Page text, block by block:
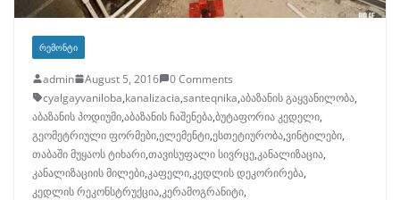
ᲠᲔᲛᲝᲜᲢᲘ
admin August 5, 2016
0 Comments
cyalgayvaniloba,kanalizacia,santeqnika,აბაზანის გაყვანილობა,
აბაზანის პოდიუმი,აბაზანის ჩაშენება,ბუტაფორია კედელი,
გეომეტრიული ფორმები,ელემენტი,ესთეტიურობა,ვინტილები,
თაბაში მუყაოს ტიხარი,თავისუფალი სივრცე,კანალიზაცია,
კანალიზაციის მილები,კაფელი,კედლის დეკორირება,
კედლის რეკონსტრუქცია,კერამოგრანიტი,